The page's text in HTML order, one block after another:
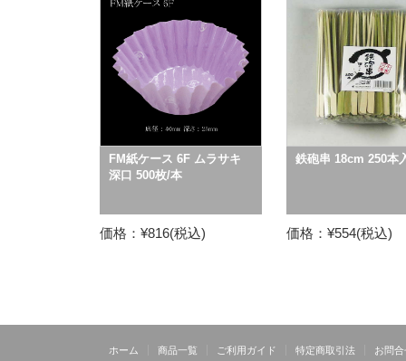
FM紙ケース 6F ムラサキ
深口 500枚/本
価格：¥816(税込)
鉄砲串 18cm 250本
価格：¥554(税込)
ホーム 商品一覧 ご利用ガイド 特定商取引法 お問合